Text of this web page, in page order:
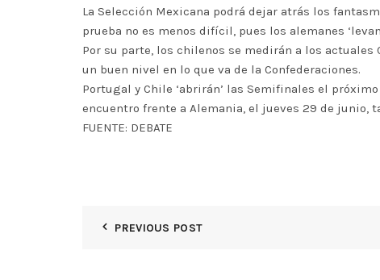
La Selección Mexicana podrá dejar atrás los
prueba no es menos difícil, pues los alemanes
Por su parte, los chilenos se medirán a los actuales
un buen nivel en lo que va de la Confederaciones.
Portugal y Chile ‘abrirán’ las Semifinales el
encuentro frente a Alemania, el jueves 29 de junio,
FUENTE: DEBATE
PREVIOUS POST